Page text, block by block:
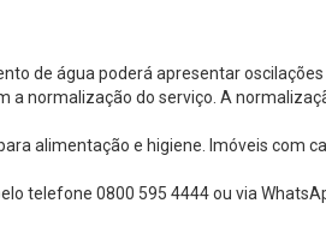
de água poderá apresentar
normalização do serviço. A
alimentação e higiene. Imóveis com
telefone 0800 595 4444 ou via